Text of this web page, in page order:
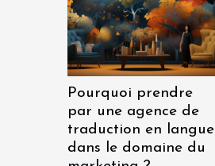
Pourquoi prendre
par une agence de
traduction en langue
dans le domaine du